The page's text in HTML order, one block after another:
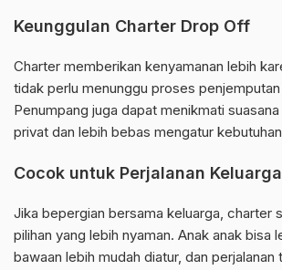
Keunggulan Charter Drop Off
Charter memberikan kenyamanan lebih
tidak perlu menunggu proses
Penumpang juga dapat menikmati
privat dan lebih bebas mengatur
Cocok untuk Perjalanan Keluarga
Jika bepergian bersama keluarga, charter
pilihan yang lebih nyaman. Anak anak bisa
bawaan lebih mudah diatur, dan perjalanan